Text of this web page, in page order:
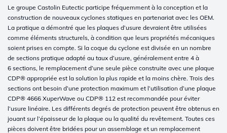
Le groupe Castolin Eutectic participe fréquemment à la conception et la
construction de nouveaux cyclones statiques en partenariat avec les OEM.
La pratique a démontré que les plaques d’usure devraient être utilisées
comme éléments structurels, à condition que leurs propriétés mécaniques
soient prises en compte. Si la coque du cyclone est divisée en un nombre
de sections pratique adapté au taux d’usure, généralement entre 4 à
6 sections, le remplacement d’une seule pièce construite avec une plaque
CDP® appropriée est la solution la plus rapide et la moins chère. Trois des
sections ont besoin d’une protection maximum et l’utilisation d’une plaque
CDP® 4666 XuperWave ou CDP® 112 est recommandée pour éviter
l’usure linéaire. Les différents degrés de protection peuvent être obtenus en
jouant sur l’épaisseur de la plaque ou la qualité du revêtement. Toutes ces
pièces doivent être bridées pour un assemblage et un remplacement